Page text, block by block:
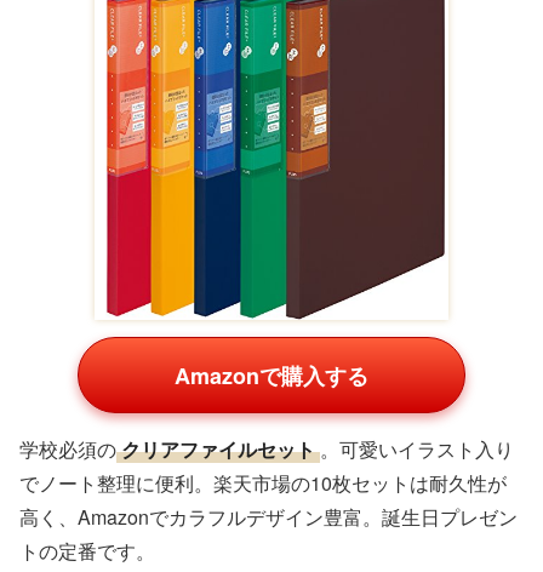
カジュアルコーデに使える細身タイプ。楽天市場でレザー
調のものがトレンドで、ゴールドバックルがオシャレ。
Amazonの調整可能サイズは体型にフィット。誕生日プレ
ゼントとして親しみやすいです。
Amazonで購入する